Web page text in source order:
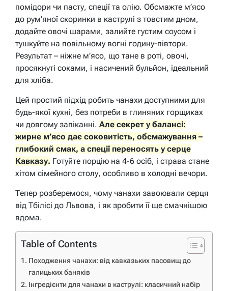
помідори чи пасту, спеції та олію. Обсмажте м’ясо
до рум’яної скоринки в каструлі з товстим дном,
додайте овочі шарами, залийте густим соусом і
тушкуйте на повільному вогні годину-півтори.
Результат – ніжне м’ясо, що тане в роті, овочі,
просякнуті соками, і насичений бульйон, ідеальний
для хліба.
Цей простий підхід робить чанахи доступними для
будь-якої кухні, без потреби в глиняних горщиках
чи довгому запіканні. Але секрет у балансі:
жирне м’ясо дає соковитість, обсмажування –
глибокий смак, а спеції переносять у серце
Кавказу. Готуйте порцію на 4-6 осіб, і страва стане
хітом сімейного столу, особливо в холодні вечори.
Тепер розберемося, чому чанахи завоювали серця
від Тбілісі до Львова, і як зробити її ще смачнішою
вдома.
Table of Contents
Походження чанахи: від кавказьких пасовищ до
галицьких баняків
Інгредієнти для чанахи в каструлі: класичний набір